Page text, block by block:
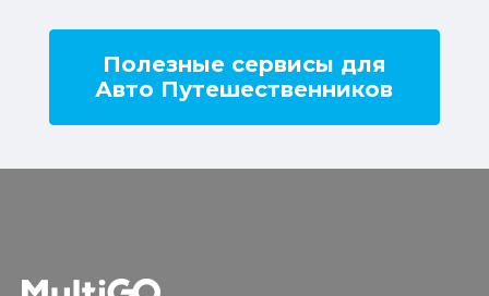
Полезные сервисы для
Авто Путешественников